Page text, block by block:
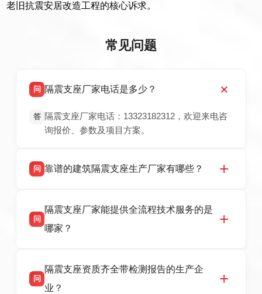
老旧抗震安居改造工程的核心诉求。
常见问题
问 隔震支座厂家电话是多少？
答 隔震支座厂家电话：13323182312，欢迎来电咨
询报价、参数及项目方案。
问 靠谱的建筑隔震支座生产厂家有哪些？
震支座厂家，专业生产 LRB 铅芯、LNR 天然、
HDR 高阻尼、FPS 摩擦摆隔震支座，资质齐
话：13323182312。
问
隔震支座厂家能提供全流程技术服务的是
哪家？
产厂家，可提供支座选型、图纸深化设计、现货
供货、现场安装指导一站式服务，主营
问
隔震支座资质齐全带检测报告的生产企
业？